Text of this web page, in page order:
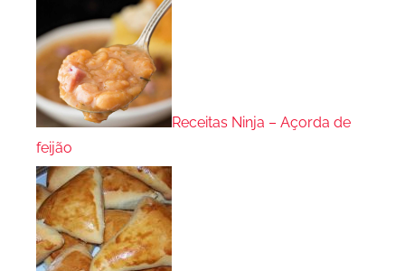
Receitas Ninja – Açorda de
feijão